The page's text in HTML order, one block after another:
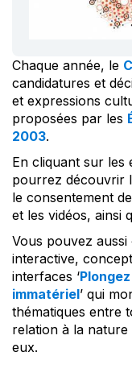
Chaque année, le
candidatures et
et expressions
proposées par les
2003.
En cliquant sur les
pourrez découvrir
le consentement
et les vidéos, ainsi
Vous pouvez
interactive,
interfaces ‘
immatériel’ qui
thématiques entre
relation à la
eux.